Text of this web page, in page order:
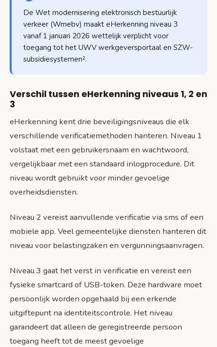
De Wet modernisering elektronisch bestuurlijk
verkeer (Wmebv) maakt eHerkenning niveau 3
vanaf 1 januari 2026 wettelijk verplicht voor
toegang tot het UWV werkgeversportaal en SZW-
subsidiesystemen².
Verschil tussen eHerkenning niveaus 1, 2 en
3
eHerkenning kent drie beveiligingsniveaus die elk
verschillende verificatiemethoden hanteren. Niveau 1
volstaat met een gebruikersnaam en wachtwoord,
vergelijkbaar met een standaard inlogprocedure. Dit
niveau wordt gebruikt voor minder gevoelige
overheidsdiensten.
Niveau 2 vereist aanvullende verificatie via sms of een
mobiele app. Veel gemeentelijke diensten hanteren dit
niveau voor belastingzaken en vergunningsaanvragen.
Niveau 3 gaat het verst in verificatie en vereist een
fysieke smartcard of USB-token. Deze hardware moet
persoonlijk worden opgehaald bij een erkende
uitgiftepunt na identiteitscontrole. Het niveau
garandeert dat alleen de geregistreerde persoon
toegang heeft tot de meest gevoelige